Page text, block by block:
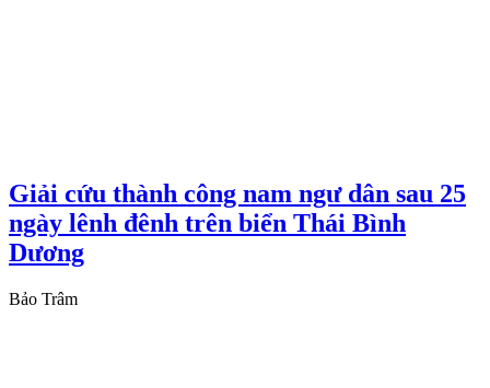
Giải cứu thành công nam ngư dân sau 25
ngày lênh đênh trên biển Thái Bình
Dương
Bảo Trâm